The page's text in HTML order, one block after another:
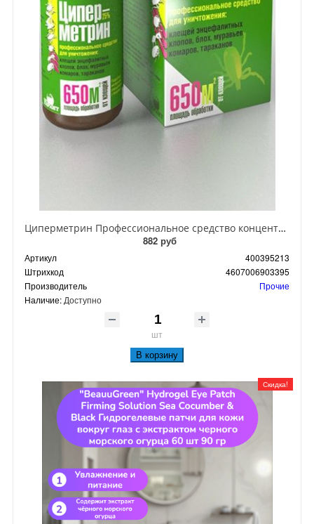
Циперметрин Профессиональное средство концентрат эмульсии 25% для уничтожения тараканов, мух,комаров, блох, клопов, муравьев, ос 50 мл
882 руб
Артикул
400395213
Штрихкод
4607006903395
Производитель
Прочие
Наличие: Доступно
шт
В корзину
Скидка!